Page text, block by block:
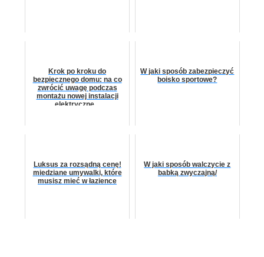
Krok po kroku do
bezpiecznego domu: na co
zwrócić uwagę podczas
montażu nowej instalacji
elektryczne...
W jaki sposób zabezpieczyć
boisko sportowe?
Luksus za rozsądną cenę!
miedziane umywalki, które
musisz mieć w łazience
W jaki sposób walczycie z
babką zwyczajną/